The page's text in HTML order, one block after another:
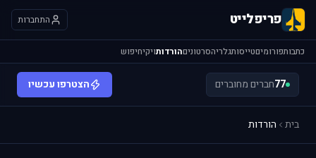
פריפלייט התחברות
כתבותפורומיםטייסותגלריהסרטוניםהורדותויקיחיפוש
77חברים מחוברים הצטרפו עכשיו
בית הורדות